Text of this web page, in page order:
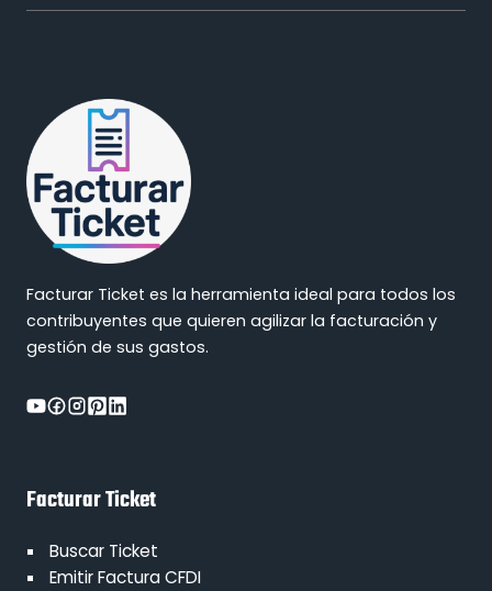
Facturar Ticket es la herramienta ideal para todos los
contribuyentes que quieren agilizar la facturación y
gestión de sus gastos.
Facturar Ticket
Buscar Ticket
Emitir Factura CFDI